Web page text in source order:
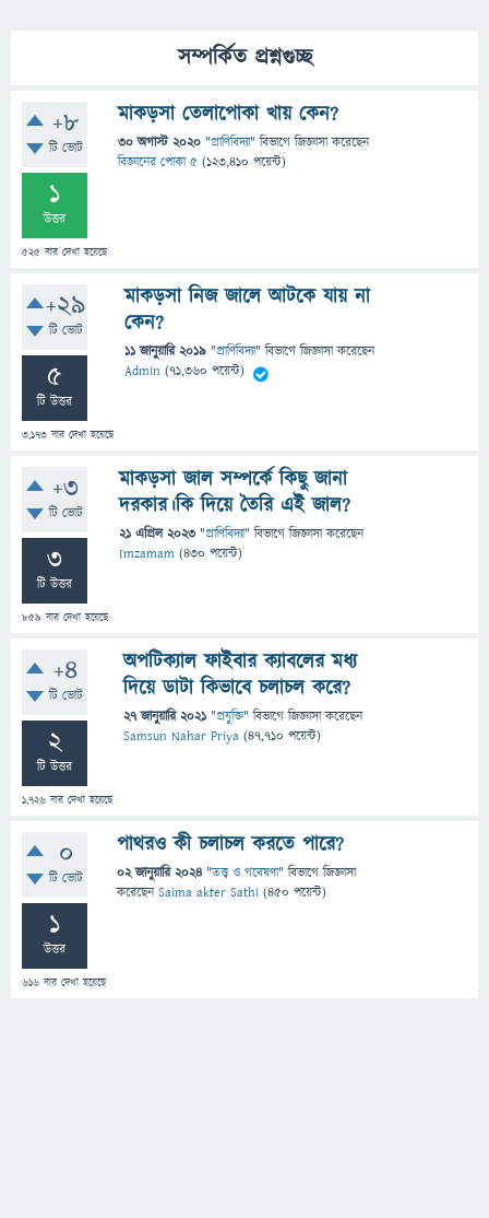
সম্পর্কিত প্রশ্নগুচ্ছ
+8
টি ভোট
1
উত্তর
525 বার দেখা হয়েছে
মাকড়সা তেলাপোকা খায় কেন?
30 অগাস্ট 2020 "প্রাণিবিদ্যা" বিভাগে জিজ্ঞাসাকরেছেন
বিজ্ঞানের পোকা ৫ (123,410 পয়েন্ট)
+29
টি ভোট
5
টি উত্তর
3,173 বার দেখা হয়েছে
মাকড়সা নিজ জালে আটকে যায় না
কেন?
11 জানুয়ারি 2019 "প্রাণিবিদ্যা" বিভাগে জিজ্ঞাসাকরেছেন
Admin (71,360 পয়েন্ট)
+3
টি ভোট
3
টি উত্তর
859 বার দেখা হয়েছে
মাকড়সা জাল সম্পর্কে কিছু জানা
দরকার।কি দিয়ে তৈরি এই জাল?
21 এপ্রিল 2023 "প্রাণিবিদ্যা" বিভাগে জিজ্ঞাসাকরেছেন
Imzamam (430 পয়েন্ট)
+4
টি ভোট
2
টি উত্তর
1,726 বার দেখা হয়েছে
অপটিক্যাল ফাইবার ক্যাবলের মধ্য
দিয়ে ডাটা কিভাবে চলাচল করে?
27 জানুয়ারি 2021 "প্রযুক্তি" বিভাগে জিজ্ঞাসাকরেছেন
Samsun Nahar Priya (47,710 পয়েন্ট)
0
টি ভোট
1
উত্তর
616 বার দেখা হয়েছে
পাথরও কী চলাচল করতে পারে?
02 জানুয়ারি 2024 "তত্ত্ব ও গবেষণা" বিভাগে জিজ্ঞাসা
করেছেনSaima akter Sathi (450 পয়েন্ট)